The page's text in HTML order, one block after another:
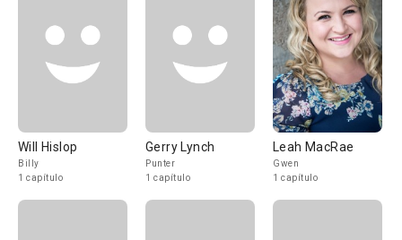
Will Hislop
Billy
1 capítulo
Gerry Lynch
Punter
1 capítulo
Leah MacRae
Gwen
1 capítulo